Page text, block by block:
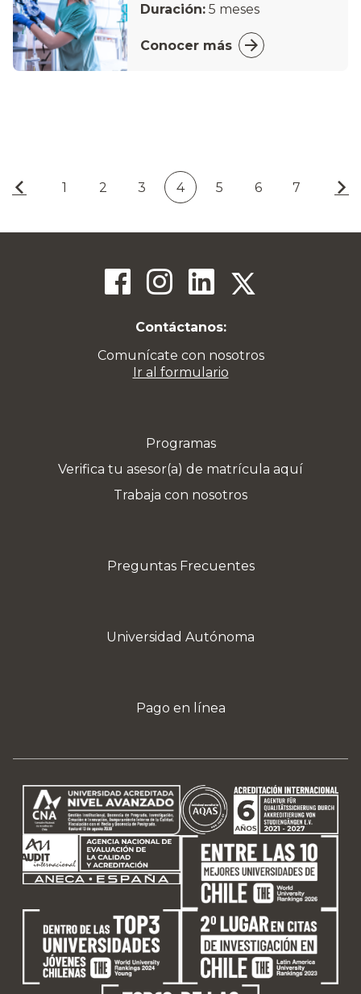
Duración: 5 meses
Conocer más
1 2 3 4 5 6 7
Contáctanos:
Comunícate con nosotros
Ir al formulario
Programas
Verifica tu asesor(a) de matrícula aquí
Trabaja con nosotros
Preguntas Frecuentes
Universidad Autónoma
Pago en línea